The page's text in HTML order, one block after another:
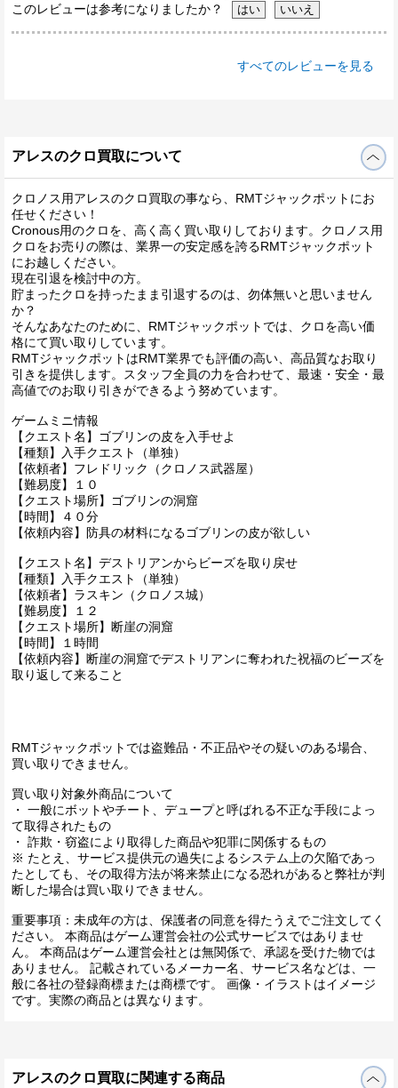
このレビューは参考になりましたか？
すべてのレビューを見る
アレスのクロ買取について
クロノス用アレスのクロ買取の事なら、RMTジャックポットにお
任せください！
Cronous用のクロを、高く高く買い取りしております。クロノス用
クロをお売りの際は、業界一の安定感を誇るRMTジャックポット
にお越しください。
現在引退を検討中の方。
貯まったクロを持ったまま引退するのは、勿体無いと思いません
か？
そんなあなたのために、RMTジャックポットでは、クロを高い価
格にて買い取りしています。
RMTジャックポットはRMT業界でも評価の高い、高品質なお取り
引きを提供します。スタッフ全員の力を合わせて、最速・安全・最
高値でのお取り引きができるよう努めています。
ゲームミニ情報
【クエスト名】ゴブリンの皮を入手せよ
【種類】入手クエスト（単独）
【依頼者】フレドリック（クロノス武器屋）
【難易度】１０
【クエスト場所】ゴブリンの洞窟
【時間】４０分
【依頼内容】防具の材料になるゴブリンの皮が欲しい
【クエスト名】デストリアンからビーズを取り戻せ
【種類】入手クエスト（単独）
【依頼者】ラスキン（クロノス城）
【難易度】１２
【クエスト場所】断崖の洞窟
【時間】１時間
【依頼内容】断崖の洞窟でデストリアンに奪われた祝福のビーズを
取り返して来ること
RMTジャックポットでは盗難品・不正品やその疑いのある場合、
買い取りできません。
買い取り対象外商品について
・ 一般にボットやチート、デュープと呼ばれる不正な手段によっ
て取得されたもの
・ 詐欺・窃盗により取得した商品や犯罪に関係するもの
※ たとえ、サービス提供元の過失によるシステム上の欠陥であっ
たとしても、その取得方法が将来禁止になる恐れがあると弊社が判
断した場合は買い取りできません。
重要事項：未成年の方は、保護者の同意を得たうえでご注文してく
ださい。 本商品はゲーム運営会社の公式サービスではありませ
ん。 本商品はゲーム運営会社とは無関係で、承認を受けた物では
ありません。 記載されているメーカー名、サービス名などは、一
般に各社の登録商標または商標です。 画像・イラストはイメージ
です。実際の商品とは異なります。
アレスのクロ買取に関連する商品